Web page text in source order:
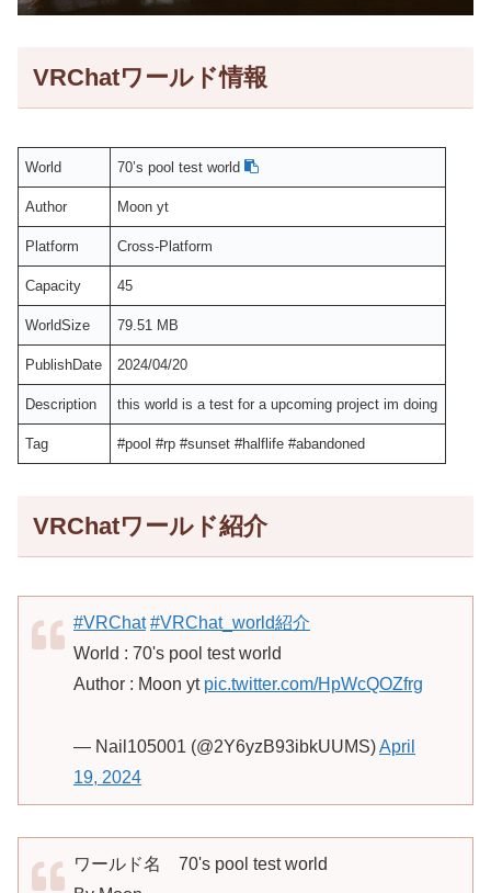
VRChatワールド情報
World 70’s pool test world
Author Moon yt
Platform Cross-Platform
Capacity 45
WorldSize 79.51 MB
PublishDate 2024/04/20
Description this world is a test for a upcoming project im doing
Tag #pool #rp #sunset #halflife #abandoned
VRChatワールド紹介
#VRChat #VRChat_world紹介
World : 70's pool test world
Author : Moon yt pic.twitter.com/HpWcQOZfrg
— Nail105001 (@2Y6yzB93ibkUUMS)April
19, 2024
ワールド名 70's pool test world